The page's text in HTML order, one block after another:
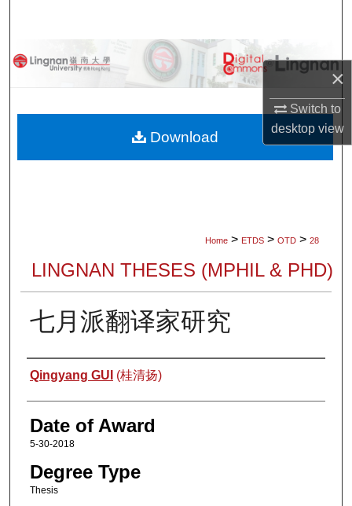
×
Switch to
desktopview
Browse Collections
About
Home > ETDS > OTD > 28
LINGNAN THESES (MPHIL & PHD)
七月派翻译家研究
Author
Qingyang GUI (桂清扬)
Date of Award
5-30-2018
Degree Type
Thesis
Download